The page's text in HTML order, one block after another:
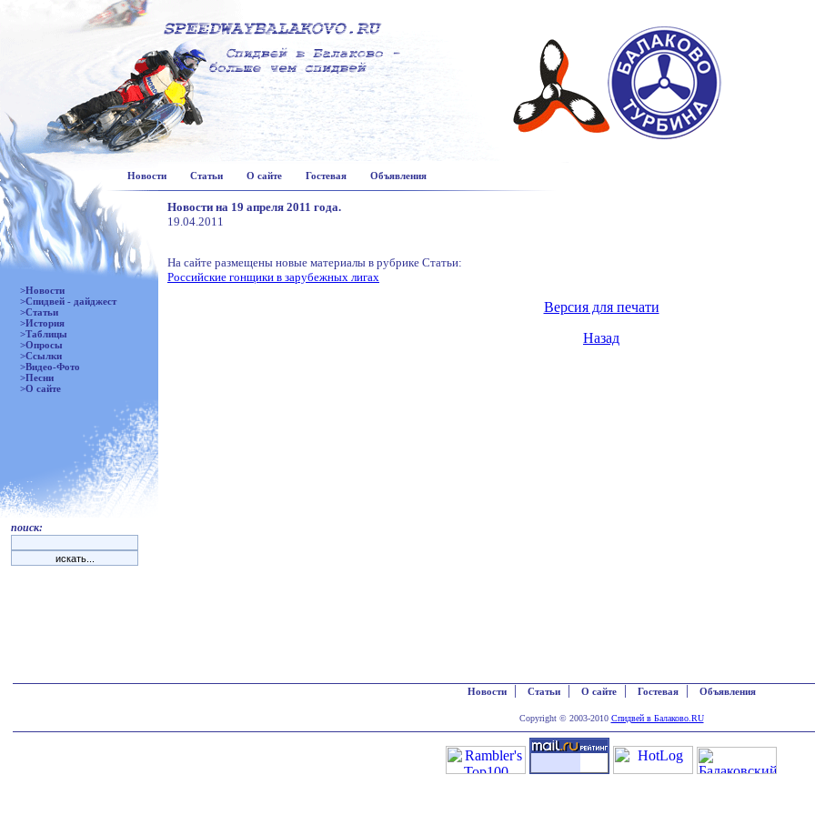
Новости Статьи О сайте Гостевая Объявления
>Новости
>Спидвей - дайджест
>Статьи
>История
>Таблицы
>Опросы
>Ссылки
>Видео-Фото
>Песни
>О сайте
поиск:
Новости на 19 апреля 2011 года.
19.04.2011
На сайте размещены новые материалы в рубрике Статьи:
Российские гонщики в зарубежных лигах
Версия для печати
Назад
Новости| Статьи| О сайте| Гостевая| Объявления
Copyright © 2003-2010 Спидвей в Балаково.RU